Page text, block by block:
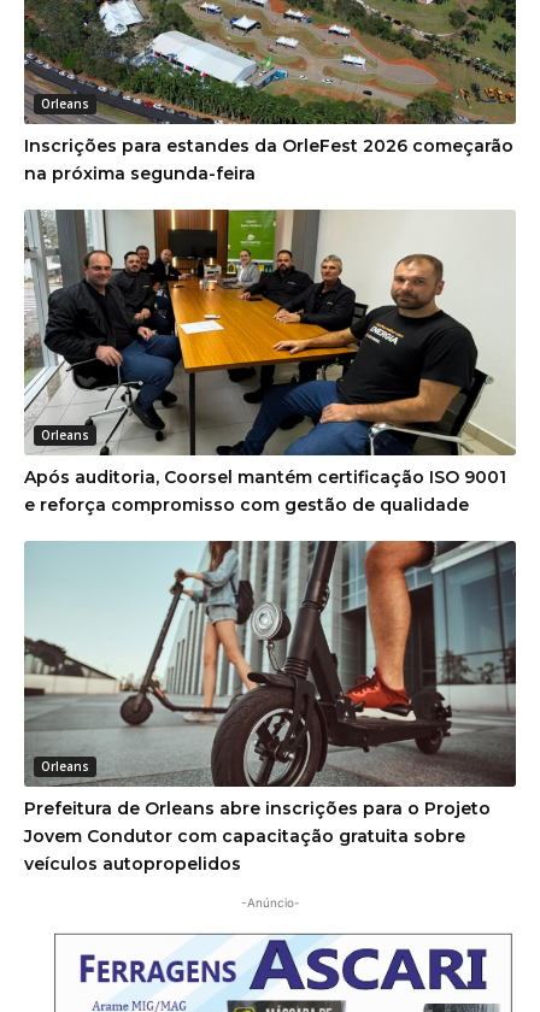
Orleans
Inscrições para estandes da OrleFest 2026 começarão
na próxima segunda-feira
Orleans
Após auditoria, Coorsel mantém certificação ISO 9001
e reforça compromisso com gestão de qualidade
Orleans
Prefeitura de Orleans abre inscrições para o Projeto
Jovem Condutor com capacitação gratuita sobre
veículos autopropelidos
-Anúncio-